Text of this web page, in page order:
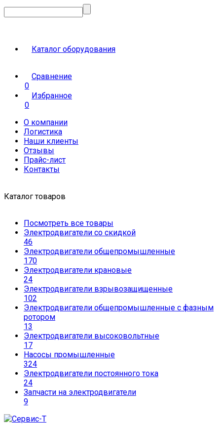
Каталог оборудования
Сравнение
0
Избранное
0
О компании
Логистика
Наши клиенты
Отзывы
Прайс-лист
Контакты
Каталог товаров
Посмотреть все товары
Электродвигатели со скидкой
46
Электродвигатели общепромышленные
170
Электродвигатели крановые
24
Электродвигатели взрывозащищенные
102
Электродвигатели общепромышленные с фазным
ротором
13
Электродвигатели высоковольтные
17
Насосы промышленные
324
Электродвигатели постоянного тока
24
Запчасти на электродвигатели
9